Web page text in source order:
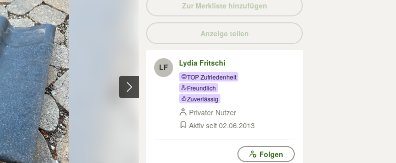
Zur Merkliste hinzufügen
Anzeige teilen
LF Lydia Fritschi
TOP Zufriedenheit
Freundlich
Zuverlässig
Privater Nutzer
Aktiv seit 02.06.2013
Folgen